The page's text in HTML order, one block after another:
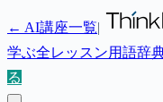
← AI講座一覧|
学ぶ全レッスン用語辞
る